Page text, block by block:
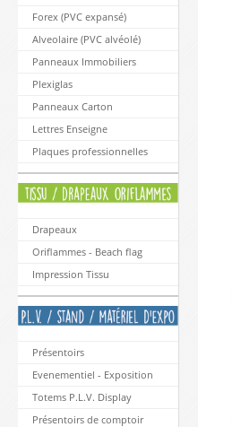
Forex (PVC expansé)
Alveolaire (PVC alvéolé)
Panneaux Immobiliers
Plexiglas
Panneaux Carton
Lettres Enseigne
Plaques professionnelles
Drapeaux
Oriflammes - Beach flag
Impression Tissu
Présentoirs
Evenementiel - Exposition
Totems P.L.V. Display
Présentoirs de comptoir